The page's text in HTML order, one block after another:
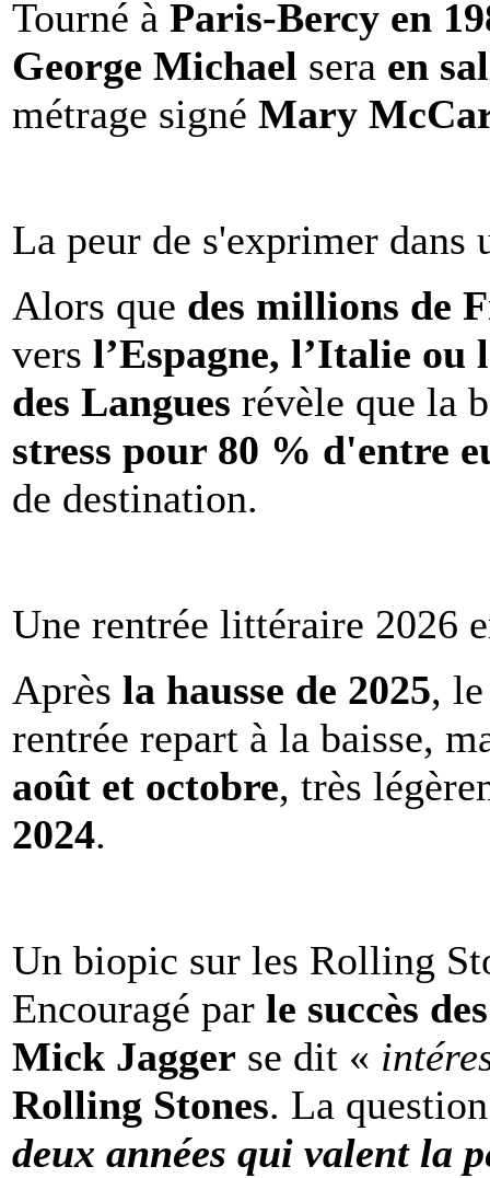
Tourné à Paris-Bercy en
George Michael sera en
métrage signé Mary
La peur de s'exprimer dans
Alors que des millions de
vers l’Espagne, l’Italie ou
des Langues révèle que la
stress pour 80 % d'entre
de destination.
Une rentrée littéraire 2026
Après la hausse de 2025,
rentrée repart à la baisse,
août et octobre, très
2024.
Un biopic sur les Rolling
Encouragé par le succès
Mick Jagger se dit «
Rolling Stones. La
deux années qui valent la